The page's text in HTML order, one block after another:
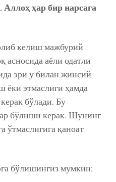
ҳар бир нарсага
келиш мажбурий
асносида аёли одатли
эри у билан жинсий
ёки этмаслиги ҳамда
бўлади. Бу
бўлиши керак. Шунинг
ўтмаслигига қаноат
бўлишингиз мумкин: